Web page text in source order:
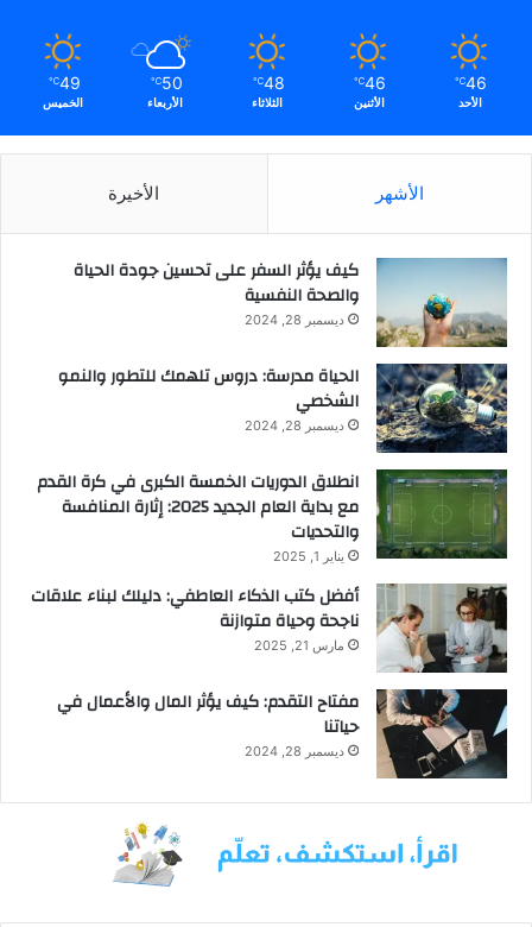
A
e
n
w
a
e
Q
-
O
E
D
46
℃
الأحد
46
℃
الأثنين
48
℃
الثلاثاء
50
℃
الأربعاء
49
℃
الخميس
الأشهر الأخيرة
كيف يؤثر السفر على تحسين جودة الحياة
والصحة النفسية
ديسمبر 28, 2024
الحياة مدرسة: دروس تلهمك للتطور والنمو
الشخصي
ديسمبر 28, 2024
انطلاق الدوريات الخمسة الكبرى في كرة القدم
مع بداية العام الجديد 2025: إثارة المنافسة
والتحديات
يناير 1, 2025
أفضل كتب الذكاء العاطفي: دليلك لبناء علاقات
ناجحة وحياة متوازنة
مارس 21, 2025
مفتاح التقدم: كيف يؤثر المال والأعمال في
حياتنا
ديسمبر 28, 2024